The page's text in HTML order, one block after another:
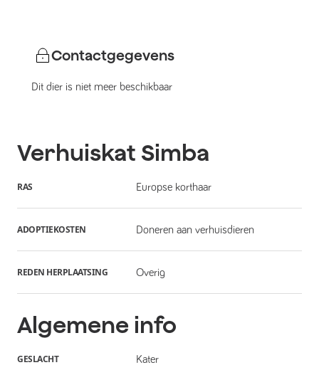
Contactgegevens
Dit dier is niet meer beschikbaar
Verhuiskat Simba
RAS Europse korthaar
ADOPTIEKOSTEN Doneren aan verhuisdieren
REDEN HERPLAATSING Overig
Algemene info
GESLACHT Kater